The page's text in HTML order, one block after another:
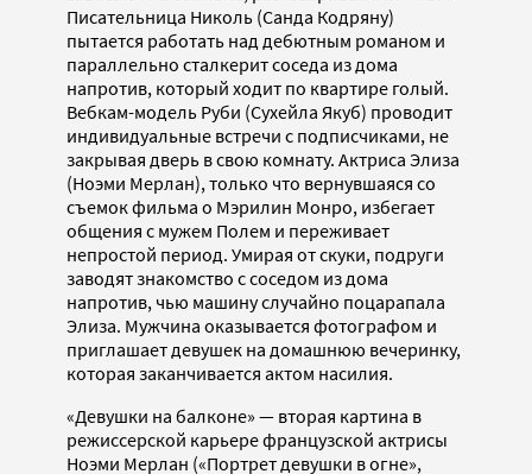
Писательница Николь (Санда Кодряну)
пытается работать над дебютным романом и
параллельно сталкерит соседа из дома
напротив, который ходит по квартире голый.
Вебкам-модель Руби (Сухейла Якуб) проводит
индивидуальные встречи с подписчиками, не
закрывая дверь в свою комнату. Актриса Элиза
(Ноэми Мерлан), только что вернувшаяся со
съемок фильма о Мэрилин Монро, избегает
общения с мужем Полем и переживает
непростой период. Умирая от скуки, подруги
заводят знакомство с соседом из дома
напротив, чью машину случайно поцарапала
Элиза. Мужчина оказывается фотографом и
приглашает девушек на домашнюю вечеринку,
которая заканчивается актом насилия.
«Девушки на балконе» — вторая картина в
режиссерской карьере французской актрисы
Ноэми Мерлан («Портрет девушки в огне»,